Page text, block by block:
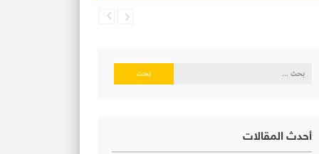
البحث
أحدث المقالات